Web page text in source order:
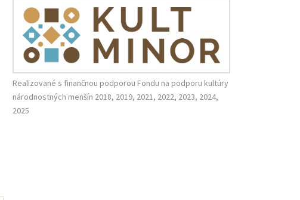
Realizované s finančnou podporou Fondu na podporu kultúry
národnostných menšín 2018, 2019, 2021, 2022, 2023, 2024,
2025